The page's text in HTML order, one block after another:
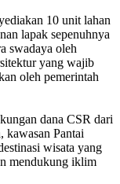
10 unit lahan
lapak sepenuhnya
swadaya oleh
yang wajib
oleh pemerintah
dana CSR dari
kawasan Pantai
wisata yang
mendukung iklim